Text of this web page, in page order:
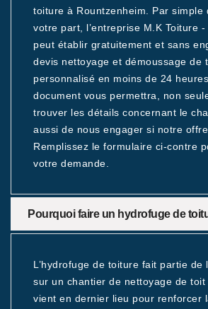
toiture à Rountzenheim. Par simple
votre part, l’entreprise M.K Toiture
peut établir gratuitement et sans
devis nettoyage et démoussage de
personnalisé en moins de 24
document vous permettra, non
trouver les détails concernant le
aussi de nous engager si notre
Remplissez le formulaire ci-contre
votre demande.
Pourquoi faire un hydrofuge de
L’hydrofuge de toiture fait partie de
sur un chantier de nettoyage de toit
vient en dernier lieu pour renforcer